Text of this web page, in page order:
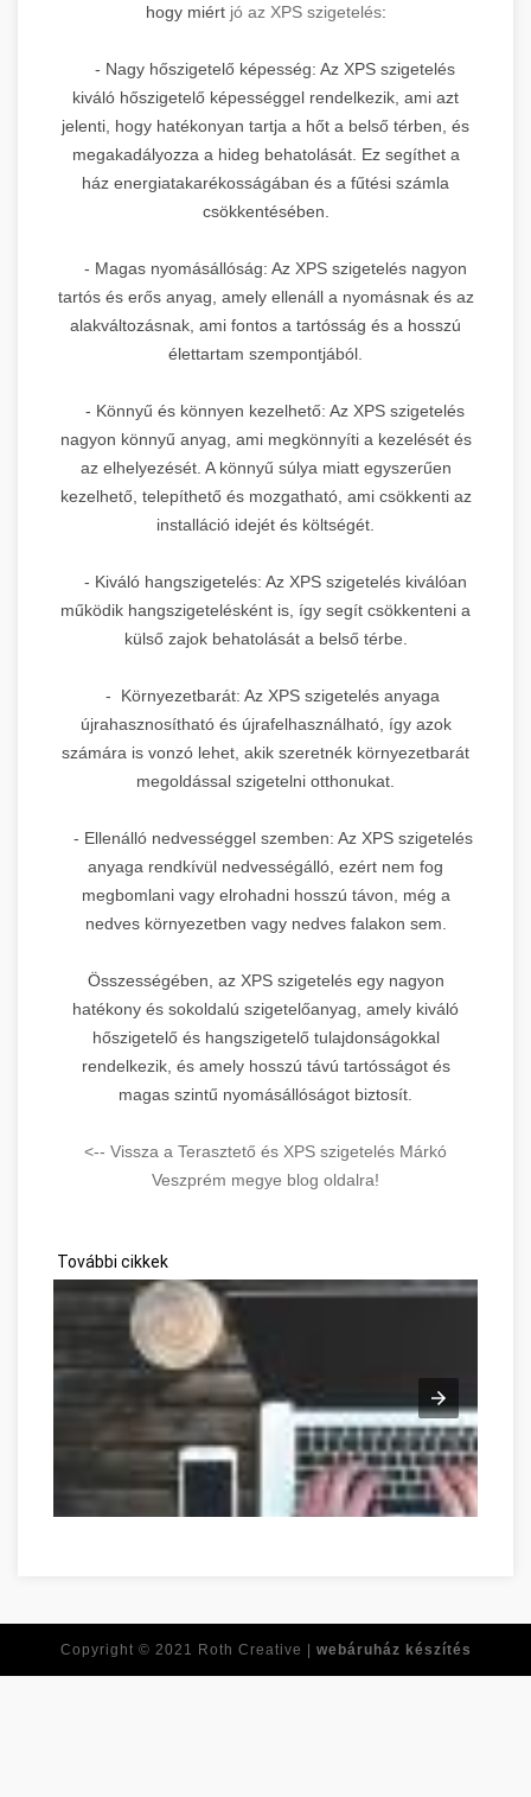
hogy miért jó az XPS szigetelés:
- Nagy hőszigetelő képesség: Az XPS szigetelés
kiváló hőszigetelő képességgel rendelkezik, ami azt
jelenti, hogy hatékonyan tartja a hőt a belső térben, és
megakadályozza a hideg behatolását. Ez segíthet a
ház energiatakarékosságában és a fűtési számla
csökkentésében.
- Magas nyomásállóság: Az XPS szigetelés nagyon
tartós és erős anyag, amely ellenáll a nyomásnak és az
alakváltozásnak, ami fontos a tartósság és a hosszú
élettartam szempontjából.
- Könnyű és könnyen kezelhető: Az XPS szigetelés
nagyon könnyű anyag, ami megkönnyíti a kezelését és
az elhelyezését. A könnyű súlya miatt egyszerűen
kezelhető, telepíthető és mozgatható, ami csökkenti az
installáció idejét és költségét.
- Kiváló hangszigetelés: Az XPS szigetelés kiválóan
működik hangszigetelésként is, így segít csökkenteni a
külső zajok behatolását a belső térbe.
- Környezetbarát: Az XPS szigetelés anyaga
újrahasznosítható és újrafelhasználható, így azok
számára is vonzó lehet, akik szeretnék környezetbarát
megoldással szigetelni otthonukat.
- Ellenálló nedvességgel szemben: Az XPS szigetelés
anyaga rendkívül nedvességálló, ezért nem fog
megbomlani vagy elrohadni hosszú távon, még a
nedves környezetben vagy nedves falakon sem.
Összességében, az XPS szigetelés egy nagyon
hatékony és sokoldalú szigetelőanyag, amely kiváló
hőszigetelő és hangszigetelő tulajdonságokkal
rendelkezik, és amely hosszú távú tartósságot és
magas szintű nyomásállóságot biztosít.
<-- Vissza a Terasztető és XPS szigetelés Márkó
Veszprém megye blog oldalra!
További cikkek
Réponses à toutes vos questions de développement
Copyright © 2021 Roth Creative | webáruház készítés